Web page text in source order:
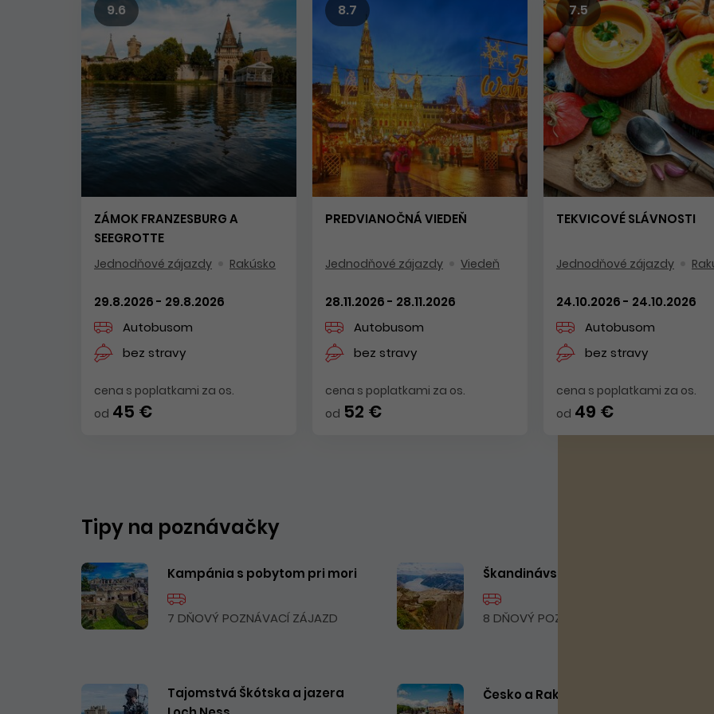
9.6
ZÁMOK FRANZESBURG A
SEEGROTTE
Jednodňové zájazdy Rakúsko
29.8.2026 - 29.8.2026
Autobusom
bez stravy
cena s poplatkami za os.
od 45 €
8.7
PREDVIANOČNÁ VIEDEŇ
Jednodňové zájazdy Viedeň
28.11.2026 - 28.11.2026
Autobusom
bez stravy
cena s poplatkami za os.
od 52 €
7.5
TEKVICOVÉ SLÁVNOSTI
Jednodňové zájazdy
24.10.2026 - 24.10.2026
Autobusom
bez stravy
cena s poplatkami za os.
od 49 €
Tipy na poznávačky
Kampánia s pobytom pri mori
7 DŇOVÝ POZNÁVACÍ ZÁJAZD
Škandinávsky okruh
8 DŇOVÝ POZNÁVACÍ ZÁJAZD
Tajomstvá Škótska a jazera
Česko a Rakúsko